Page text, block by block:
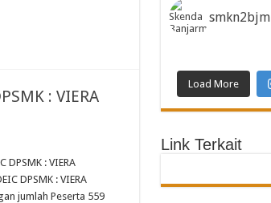
: VIERA
: VIERA
DPSMK : VIERA
jumlah Peserta 559
smkn2bjm
Load More
Link Terkait